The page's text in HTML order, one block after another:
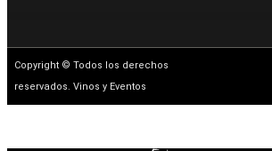
Copyright © Todos los derechos
reservados. Vinos y Eventos